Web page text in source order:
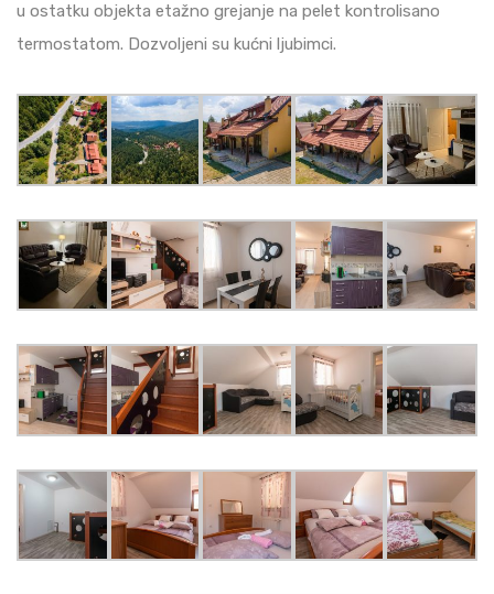
u ostatku objekta etažno grejanje na pelet kontrolisano
termostatom. Dozvoljeni su kućni ljubimci.